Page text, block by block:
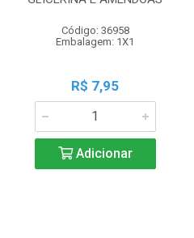
Código: 36958
Embalagem: 1X1
R$ 7,95
Adicionar